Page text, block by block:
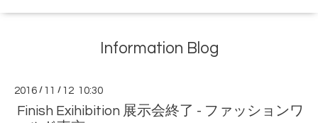
Information Blog
2016 / 11 / 12 10:30
Finish Exihibition 展示会終了 - ファッションワ